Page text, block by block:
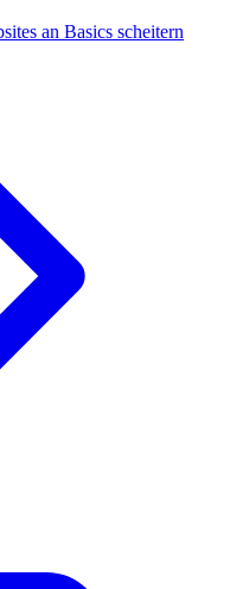
an Basics scheitern